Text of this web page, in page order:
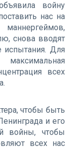
войну
нас на
снова вводят
Для
всех
чтобы быть
и его
войны, чтобы
всех нас